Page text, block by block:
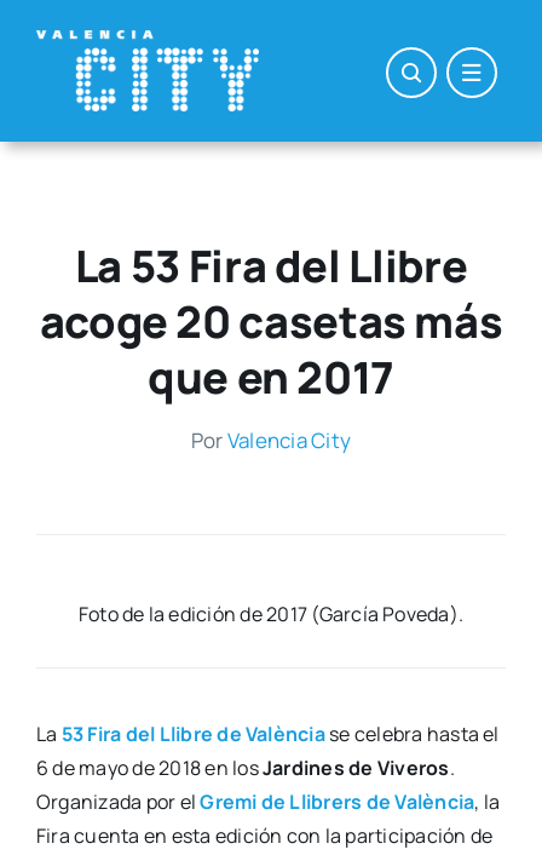
contenido
La 53 Fira del Llibre
acoge 20 casetas más
que en 2017
PorValen­cia City
Foto de la edi­ción de 2017 (Gar­cía Pove­da).
La 53 Fira del Lli­bre de Valèn­ciase cele­bra has­ta el
6 de mayo de 2018 en losJar­di­nes de Vive­ros.
Orga­ni­za­da por elGre­mi de Lli­brers de Valèn­cia, la
Fira cuen­ta en esta edi­ción con la par­ti­ci­pa­ción de